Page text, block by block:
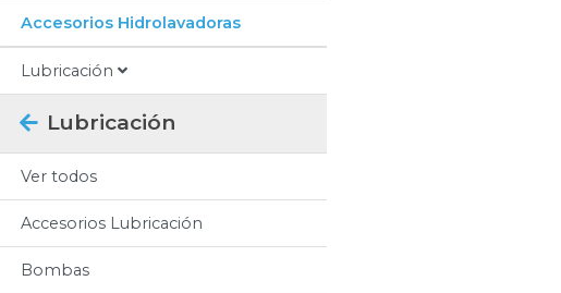
Accesorios Hidrolavadoras
Lubricación
Lubricación
Ver todos
Accesorios Lubricación
Bombas